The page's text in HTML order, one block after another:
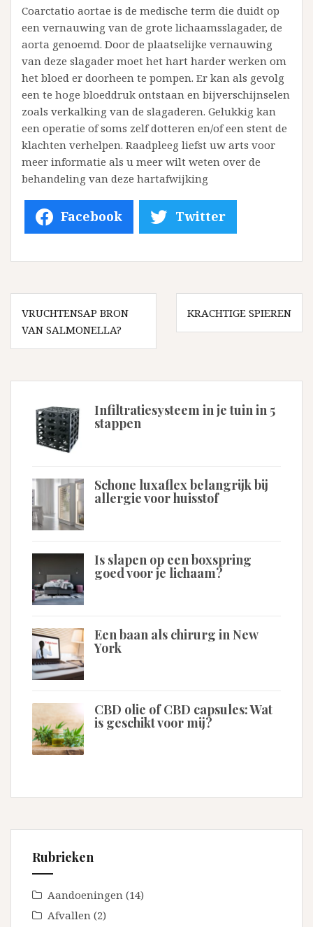
Coarctatio aortae is de medische term die duidt op
een vernauwing van de grote lichaamsslagader, de
aorta genoemd. Door de plaatselijke vernauwing
van deze slagader moet het hart harder werken om
het bloed er doorheen te pompen. Er kan als gevolg
een te hoge bloeddruk ontstaan en bijverschijnselen
zoals verkalking van de slagaderen. Gelukkig kan
een operatie of soms zelf dotteren en/of een stent de
klachten verhelpen. Raadpleeg liefst uw arts voor
meer informatie als u meer wilt weten over de
behandeling van deze hartafwijking
Facebook Twitter
Bericht
navigatie
VRUCHTENSAP BRON
VAN SALMONELLA?
KRACHTIGE SPIEREN
Infiltratiesysteem in je tuin in 5
stappen
Schone luxaflex belangrijk bij
allergie voor huisstof
Is slapen op een boxspring
goed voor je lichaam?
Een baan als chirurg in New
York
CBD olie of CBD capsules: Wat
is geschikt voor mij?
Rubrieken
Aandoeningen (14)
Afvallen (2)